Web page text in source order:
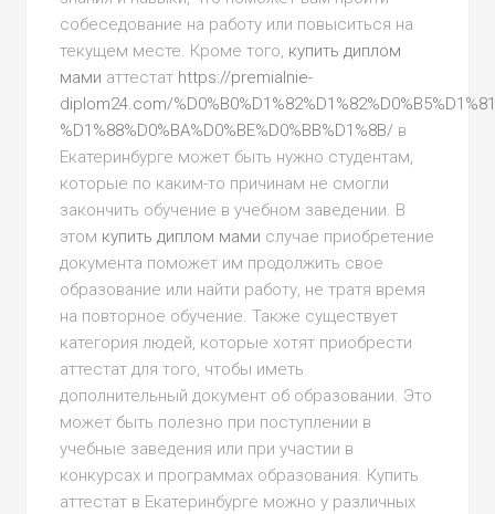
собеседование на работу или повыситься на
текущем месте. Кроме того, купить диплом
мами аттестат https://premialnie-
diplom24.com/
%D1%88%D0%BA%D0%BE%D0%BB%D1%8B/ в
Екатеринбурге может быть нужно студентам,
которые по каким-то причинам не смогли
закончить обучение в учебном заведении. В
этом купить диплом мами случае приобретение
документа поможет им продолжить свое
образование или найти работу, не тратя время
на повторное обучение. Также существует
категория людей, которые хотят приобрести
аттестат для того, чтобы иметь
дополнительный документ об образовании. Это
может быть полезно при поступлении в
учебные заведения или при участии в
конкурсах и программах образования. Купить
аттестат в Екатеринбурге можно у различных